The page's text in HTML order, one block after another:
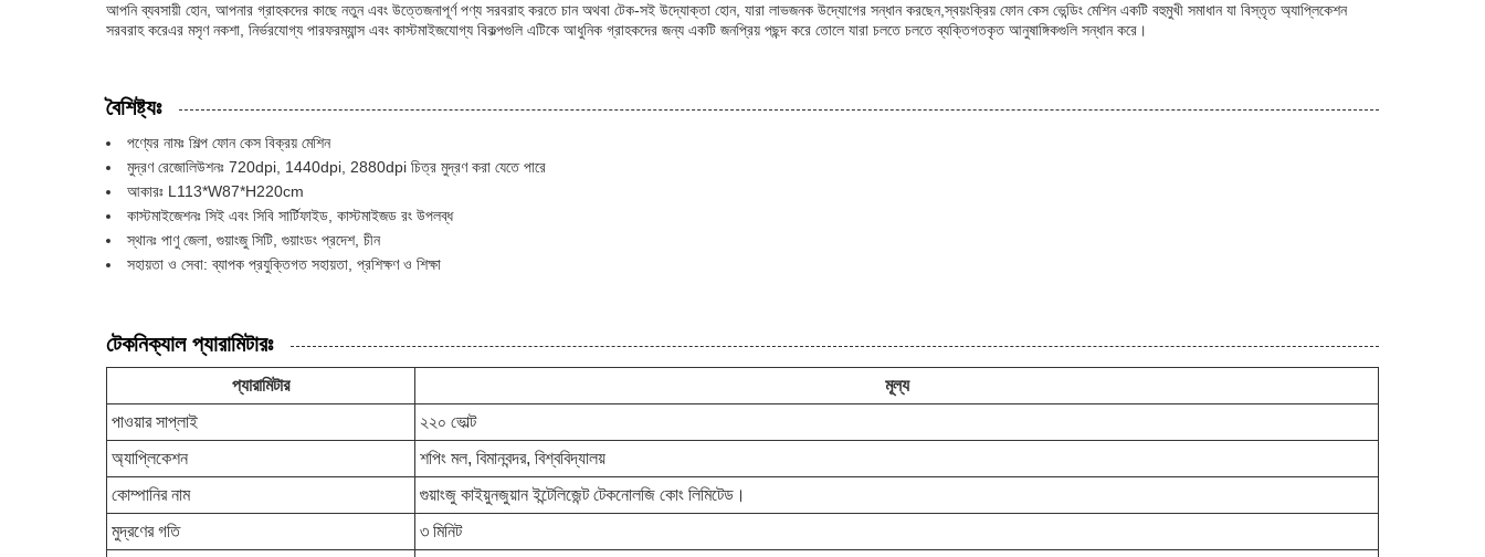
আপনি ব্যবসায়ী হোন, আপনার গ্রাহকদের কাছে নতুন এবং উত্তেজনাপূর্ণ পণ্য সরবরাহ করতে চান অথবা টেক-সই উদ্যোক্তা হোন, যারা লাভজনক উদ্যোগের সন্ধান করছেন,স্বয়ংক্রিয় ফোন কেস ভেন্ডিং মেশিন একটি বহুমুখী সমাধান যা বিস্তৃত অ্যাপ্লিকেশন
সরবরাহ করেএর মসৃণ নকশা, নির্ভরযোগ্য পারফরম্যান্স এবং কাস্টমাইজযোগ্য বিকল্পগুলি এটিকে আধুনিক গ্রাহকদের জন্য একটি জনপ্রিয় পছন্দ করে তোলে যারা চলতে চলতে ব্যক্তিগতকৃত আনুষাঙ্গিকগুলি সন্ধান করে।
বৈশিষ্ট্যঃ
পণ্যের নামঃ শিল্প ফোন কেস বিক্রয় মেশিন
মুদ্রণ রেজোলিউশনঃ 720dpi, 1440dpi, 2880dpi চিত্র মুদ্রণ করা যেতে পারে
আকারঃ L113*W87*H220cm
কাস্টমাইজেশনঃ সিই এবং সিবি সার্টিফাইড, কাস্টমাইজড রং উপলব্ধ
স্থানঃ পাণু জেলা, গুয়াংজু সিটি, গুয়াংডং প্রদেশ, চীন
সহায়তা ও সেবা: ব্যাপক প্রযুক্তিগত সহায়তা, প্রশিক্ষণ ও শিক্ষা
টেকনিক্যাল প্যারামিটারঃ
প্যারামিটার
মূল্য
পাওয়ার সাপ্লাই
২২০ ভোল্ট
অ্যাপ্লিকেশন
শপিং মল, বিমানবন্দর, বিশ্ববিদ্যালয়
কোম্পানির নাম
গুয়াংজু কাইয়ুনজুয়ান ইন্টেলিজেন্ট টেকনোলজি কোং লিমিটেড।
মুদ্রণের গতি
৩ মিনিট